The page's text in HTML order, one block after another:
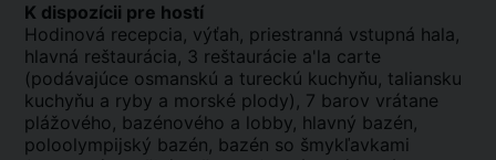
K dispozícii pre hostí
Hodinová recepcia, výťah, priestranná vstupná hala,
hlavná reštaurácia, 3 reštaurácie a'la carte
(podávajúce osmanskú a tureckú kuchyňu, taliansku
kuchyňu a ryby a morské plody), 7 barov vrátane
plážového, bazénového a lobby, hlavný bazén,
poloolympijský bazén, bazén so šmykľavkami